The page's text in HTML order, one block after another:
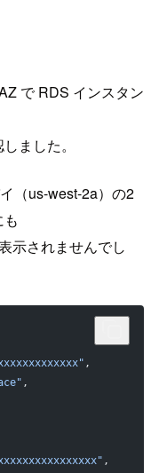
で RDS インスタン
ました。
（us-west-2a）の2
示されませんでし
,
,
,